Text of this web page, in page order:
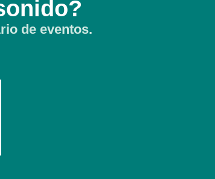
de eventos.